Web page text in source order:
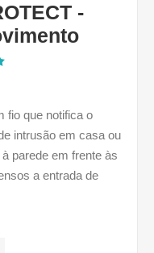
-
fio que notifica o
intrusão em casa ou
parede em frente às
a entrada de